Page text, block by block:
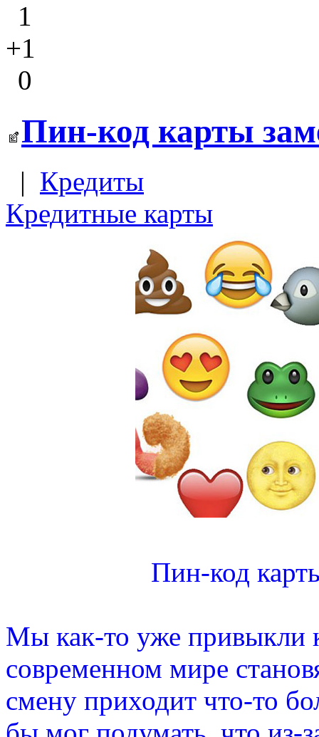
1
+1
0
Пин-код карты
| Кредиты
Кредитные карты
Пин-код
Мы как-то уже привыкли
современном мире
смену приходит что-то